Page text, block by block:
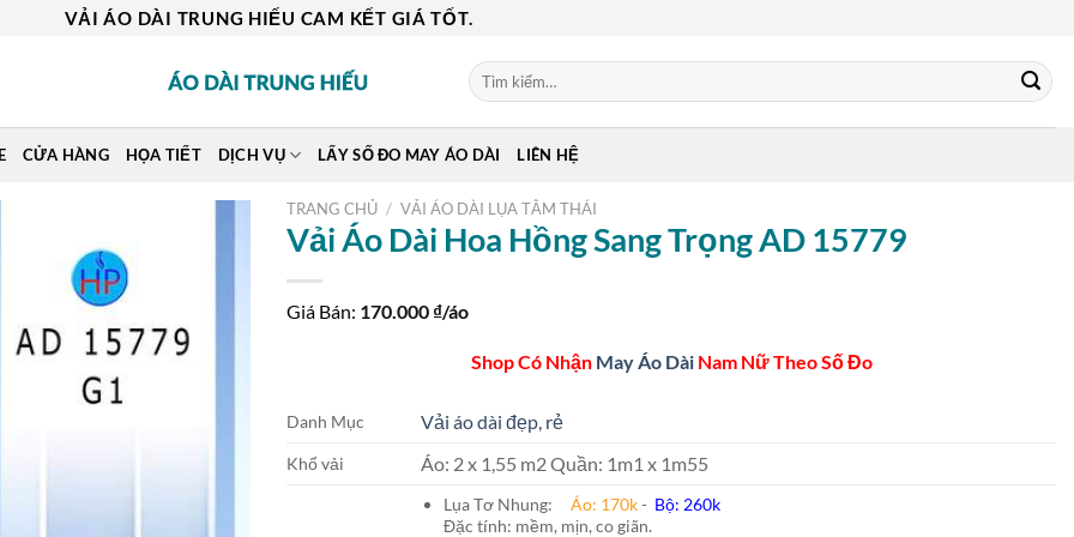
VẢI ÁO DÀI TRUNG HIẾU CAM KẾT GIÁ TỐT.
Tìm
kiếm:
CỬA HÀNG HỌA TIẾT DỊCH VỤ LẤY SỐ ĐO MAY ÁO DÀI LIÊN HỆ
TRANG CHỦ / VẢI ÁO DÀI LỤA TẰM THÁI
Vải Áo Dài Hoa Hồng Sang Trọng AD 15779
Giá Bán: 170.000 ₫/áo
Shop Có Nhận May Áo DàiNam Nữ Theo Số Đo
Danh Mục Vải áo dài đẹp, rẻ
Khổ vải Áo: 2 x 1,55 m2 Quần: 1m1 x 1m55
Lụa Tơ Nhung: Áo: 170k- Bộ: 260k
Đặc tính: mềm, mịn, co giãn.